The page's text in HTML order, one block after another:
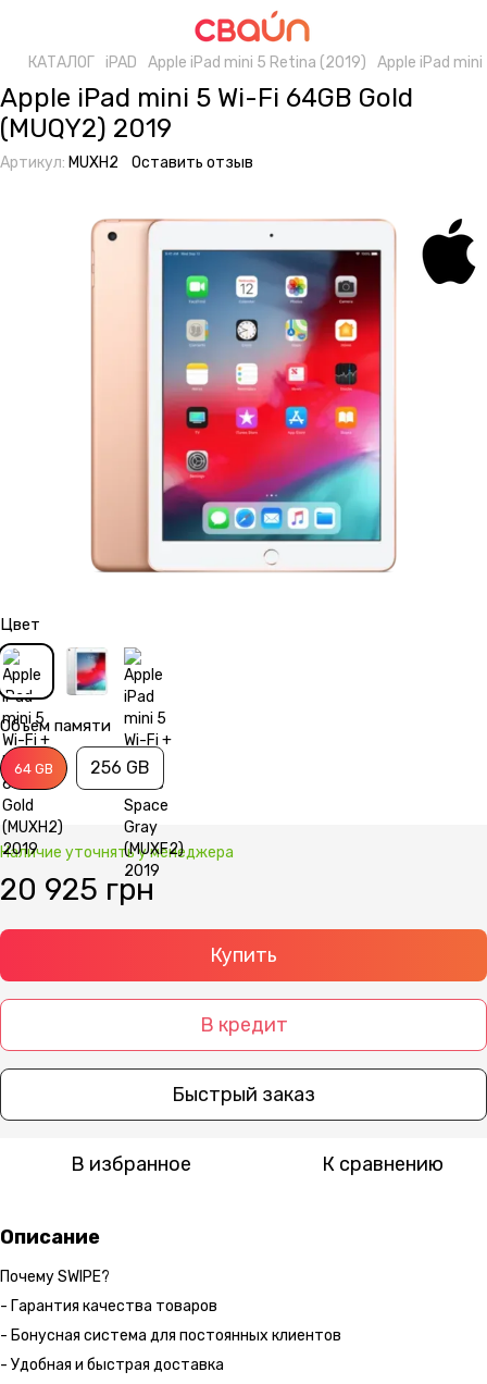
КАТАЛОГ iPAD Apple iPad mini 5 Retina (2019) Apple iPad mini
Apple iPad mini 5 Wi-Fi 64GB Gold
(MUQY2) 2019
Артикул: MUXH2 Оставить отзыв
Цвет
Объем памяти
64 GB 256 GB
Наличие уточнять у менеджера
20 925 грн
Купить
В кредит
Быстрый заказ
В избранное К сравнению
Описание
Почему SWIPE?
- Гарантия качества товаров
- Бонусная система для постоянных клиентов
- Удобная и быстрая доставка